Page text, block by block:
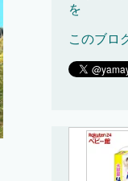
を
このブロ